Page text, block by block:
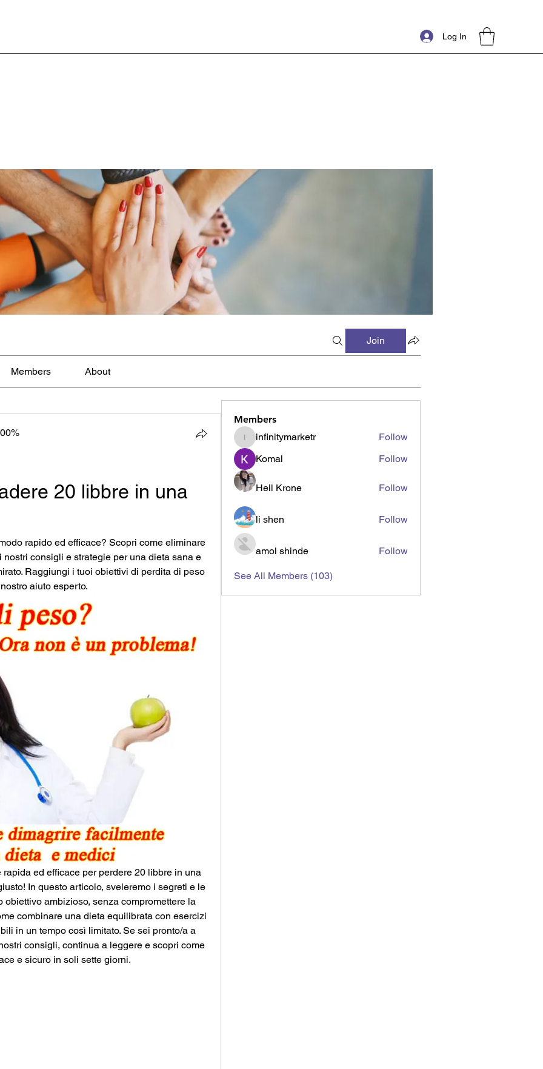
Log In
Join
Members About
20 libbre in una
rapido ed efficace? Scopri come eliminare
consigli e strategie per una dieta sana e
Raggiungi i tuoi obiettivi di perdita di peso
aiuto esperto.
ed efficace per perdere 20 libbre in una
In questo articolo, sveleremo i segreti e le
obiettivo ambizioso, senza compromettere la
combinare una dieta equilibrata con esercizi
in un tempo così limitato. Se sei pronto/a a
consigli, continua a leggere e scopri come
e sicuro in soli sette giorni.
Members
infinitymarketr
infinitymarketr
Follow
Komal
Follow
Heil Krone Follow
li shen Follow
amol shinde Follow
See All Members (103)